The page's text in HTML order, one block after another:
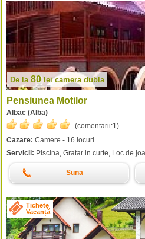
De la 80leicamera dubla
Pensiunea Motilor
Albac (Alba)
(comentarii:1).
Cazare: Camere - 16 locuri
Servicii: Piscina, Gratar in curte, Loc de
Suna
Tichete
Vacanță